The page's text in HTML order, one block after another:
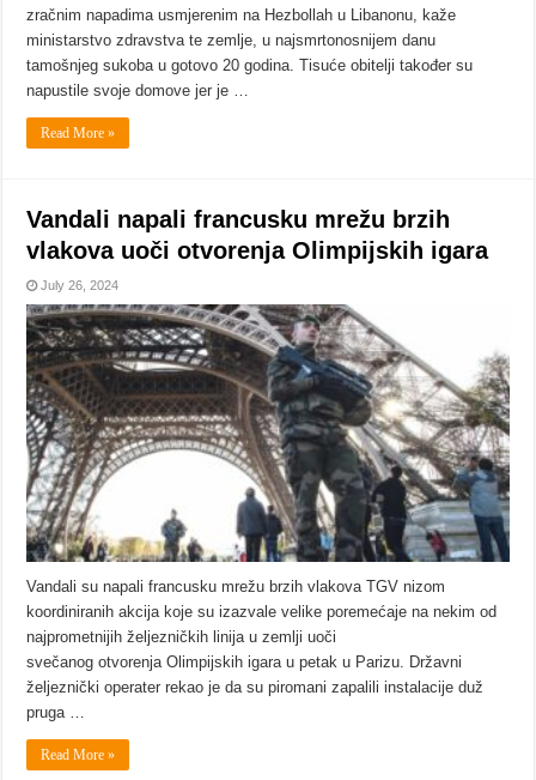
zračnim napadima usmjerenim na Hezbollah u Libanonu, kaže
ministarstvo zdravstva te zemlje, u najsmrtonosnijem danu
tamošnjeg sukoba u gotovo 20 godina. Tisuće obitelji također su
napustile svoje domove jer je …
Read More »
Vandali napali francusku mrežu brzih
vlakova uoči otvorenja Olimpijskih igara
July 26, 2024
Vandali su napali francusku mrežu brzih vlakova TGV nizom
koordiniranih akcija koje su izazvale velike poremećaje na nekim od
najprometnijih željezničkih linija u zemlji uoči
svečanog otvorenja Olimpijskih igara u petak u Parizu. Državni
željeznički operater rekao je da su piromani zapalili instalacije duž
pruga …
Read More »